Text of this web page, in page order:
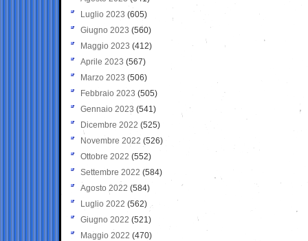
Luglio 2023 (605)
Giugno 2023 (560)
Maggio 2023 (412)
Aprile 2023 (567)
Marzo 2023 (506)
Febbraio 2023 (505)
Gennaio 2023 (541)
Dicembre 2022 (525)
Novembre 2022 (526)
Ottobre 2022 (552)
Settembre 2022 (584)
Agosto 2022 (584)
Luglio 2022 (562)
Giugno 2022 (521)
Maggio 2022 (470)